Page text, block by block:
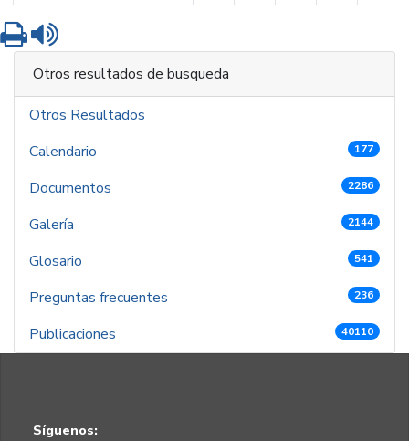
Imprimir
Otros resultados de busqueda
Otros Resultados
Calendario
177
Documentos 2286
Galería 2144
Glosario 541
Preguntas frecuentes 236
Publicaciones 40110
Síguenos: